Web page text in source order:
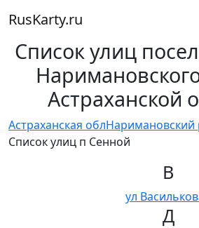
RusKarty.ru
Список улиц
Астраханской
Астраханская облНаримановский
Список улиц п Сенной
В
ул
Д